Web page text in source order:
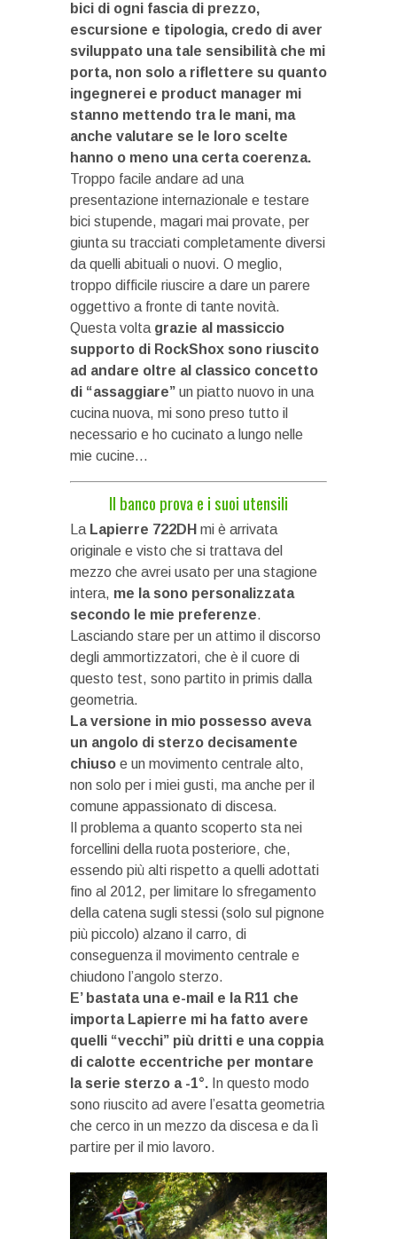
bici di ogni fascia di prezzo,
escursione e tipologia, credo di aver
sviluppato una tale sensibilità che mi
porta, non solo a riflettere su quanto
ingegnerei e product manager mi
stanno mettendo tra le mani, ma
anche valutare se le loro scelte
hanno o meno una certa coerenza.
Troppo facile andare ad una
presentazione internazionale e testare
bici stupende, magari mai provate, per
giunta su tracciati completamente diversi
da quelli abituali o nuovi. O meglio,
troppo difficile riuscire a dare un parere
oggettivo a fronte di tante novità.
Questa volta grazie al massiccio
supporto di RockShox sono riuscito
ad andare oltre al classico concetto
di “assaggiare” un piatto nuovo in una
cucina nuova, mi sono preso tutto il
necessario e ho cucinato a lungo nelle
mie cucine…
Il banco prova e i suoi utensili
La Lapierre 722DH mi è arrivata
originale e visto che si trattava del
mezzo che avrei usato per una stagione
intera, me la sono personalizzata
secondo le mie preferenze.
Lasciando stare per un attimo il discorso
degli ammortizzatori, che è il cuore di
questo test, sono partito in primis dalla
geometria.
La versione in mio possesso aveva
un angolo di sterzo decisamente
chiuso e un movimento centrale alto,
non solo per i miei gusti, ma anche per il
comune appassionato di discesa.
Il problema a quanto scoperto sta nei
forcellini della ruota posteriore, che,
essendo più alti rispetto a quelli adottati
fino al 2012, per limitare lo sfregamento
della catena sugli stessi (solo sul pignone
più piccolo) alzano il carro, di
conseguenza il movimento centrale e
chiudono l’angolo sterzo.
E’ bastata una e-mail e la R11 che
importa Lapierre mi ha fatto avere
quelli “vecchi” più dritti e una coppia
di calotte eccentriche per montare
la serie sterzo a -1°. In questo modo
sono riuscito ad avere l’esatta geometria
che cerco in un mezzo da discesa e da lì
partire per il mio lavoro.